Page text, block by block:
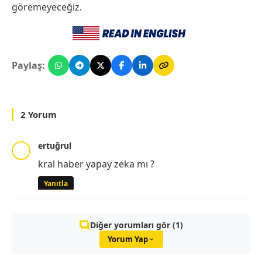
göremeyeceğiz.
Paylaş:
2 Yorum
ertuğrul
kral haber yapay zeka mı ?
Yanıtla
Diğer yorumları gör (1)
Yorum Yap